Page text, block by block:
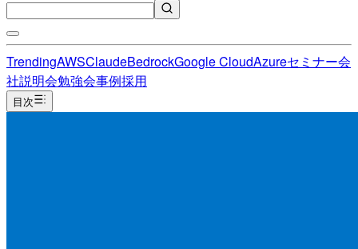
TrendingAWSClaudeBedrockGoogle CloudAzureセミナー会
社説明会勉強会事例採用
目次